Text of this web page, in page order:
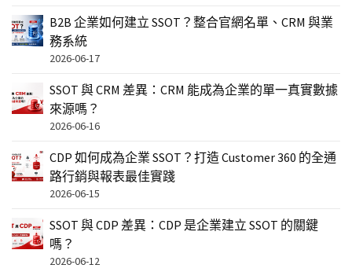
B2B 企業如何建立 SSOT？整合官網名單、CRM 與業
務系統
2026-06-17
SSOT 與 CRM 差異：CRM 能成為企業的單一真實數據
來源嗎？
2026-06-16
CDP 如何成為企業 SSOT？打造 Customer 360 的全通
路行銷與報表最佳實踐
2026-06-15
SSOT 與 CDP 差異：CDP 是企業建立 SSOT 的關鍵
嗎？
2026-06-12